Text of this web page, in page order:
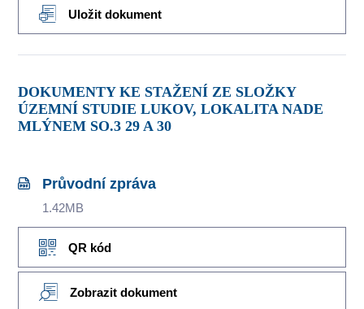
Uložit dokument
DOKUMENTY KE STAŽENÍ ZE SLOŽKY
ÚZEMNÍ STUDIE LUKOV, LOKALITA NADE
MLÝNEM SO.3 29 A 30
Průvodní zpráva
1.42MB
QR kód
Zobrazit dokument